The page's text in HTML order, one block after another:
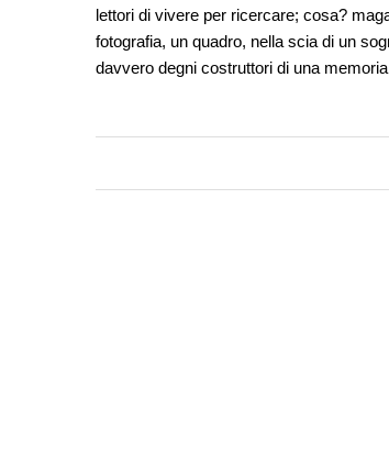
lettori di vivere per ricercare; cosa?
fotografia, un quadro, nella scia di un
davvero degni costruttori di una